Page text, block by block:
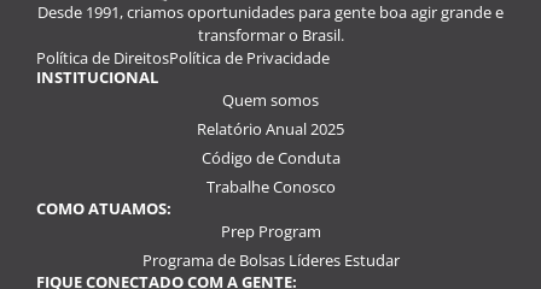
Desde 1991, criamos oportunidades para gente boa agir grande e
transformar o Brasil.
Política de DireitosPolítica de Privacidade
INSTITUCIONAL
Quem somos
Relatório Anual 2025
Código de Conduta
Trabalhe Conosco
COMO ATUAMOS:
Prep Program
Programa de Bolsas Líderes Estudar
FIQUE CONECTADO COM A GENTE: